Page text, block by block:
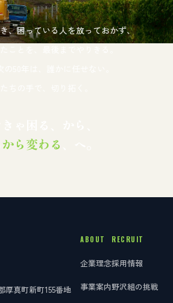
、困っている人を放っておかず、
ら変わる
厚真町新町155番地
ABOUT
企業理念
事業案内
RECRUIT
採用情報
野沢組の挑戦